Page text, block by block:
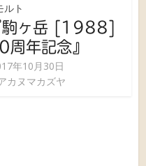
ルト
駒ヶ岳 [1988]
年記念』
年10月30日
カヌマカズヤ